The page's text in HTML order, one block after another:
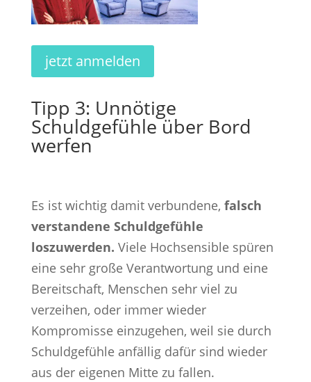
jetzt anmelden
Tipp 3: Unnötige
Schuldgefühle über Bord
werfen
Es ist wichtig damit verbundene, falsch
verstandene Schuldgefühle
loszuwerden. Viele Hochsensible spüren
eine sehr große Verantwortung und eine
Bereitschaft, Menschen sehr viel zu
verzeihen, oder immer wieder
Kompromisse einzugehen, weil sie durch
Schuldgefühle anfällig dafür sind wieder
aus der eigenen Mitte zu fallen.